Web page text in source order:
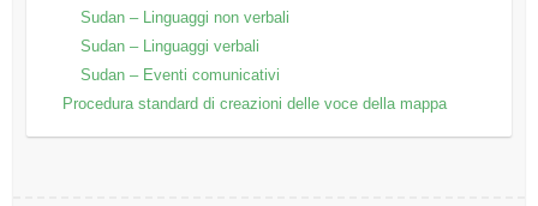
Sudan – Linguaggi non verbali
Sudan – Linguaggi verbali
Sudan – Eventi comunicativi
Procedura standard di creazioni delle voce della mappa